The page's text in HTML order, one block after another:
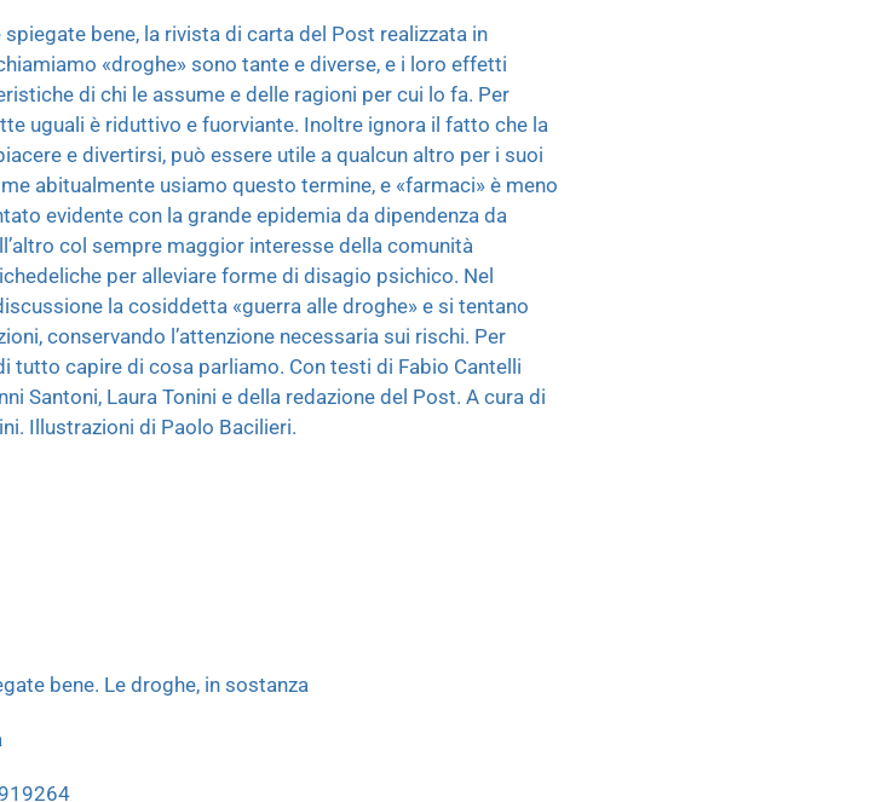
bene, la rivista di carta del Post realizzata in
«droghe» sono tante e diverse, e i loro effetti
di chi le assume e delle ragioni per cui lo fa. Per
uguali è riduttivo e fuorviante. Inoltre ignora il fatto che la
e divertirsi, può essere utile a qualcun altro per i suoi
abitualmente usiamo questo termine, e «farmaci» è meno
evidente con la grande epidemia da dipendenza da
col sempre maggior interesse della comunità
per alleviare forme di disagio psichico. Nel
la cosiddetta «guerra alle droghe» e si tentano
conservando l’attenzione necessaria sui rischi. Per
tutto capire di cosa parliamo. Con testi di Fabio Cantelli
Santoni, Laura Tonini e della redazione del Post. A cura di
Illustrazioni di Paolo Bacilieri.
bene. Le droghe, in sostanza